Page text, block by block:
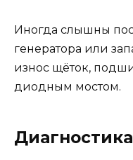
Иногда слышны
генератора или
износ щёток,
диодным мостом.